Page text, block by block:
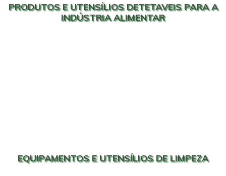
PRODUTOS E UTENSÍLIOS DETETAVEIS PARA A
INDÚSTRIA ALIMENTAR
EQUIPAMENTOS E UTENSÍLIOS DE LIMPEZA